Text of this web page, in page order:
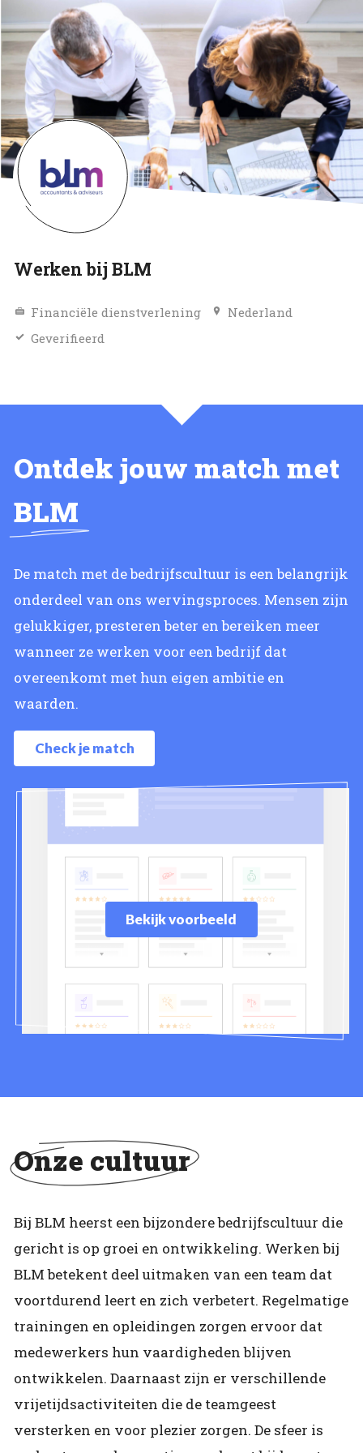
Werken bij BLM
Financiële dienstverlening
Nederland
Geverifieerd
Ontdek jouw match met
BLM
De match met de bedrijfscultuur is een belangrijk
onderdeel van ons wervingsproces. Mensen zijn
gelukkiger, presteren beter en bereiken meer
wanneer ze werken voor een bedrijf dat
overeenkomt met hun eigen ambitie en
waarden.
Check je match
Bekijk voorbeeld
Onze cultuur
Bij BLM heerst een bijzondere bedrijfscultuur die
gericht is op groei en ontwikkeling. Werken bij
BLM betekent deel uitmaken van een team dat
voortdurend leert en zich verbetert. Regelmatige
trainingen en opleidingen zorgen ervoor dat
medewerkers hun vaardigheden blijven
ontwikkelen. Daarnaast zijn er verschillende
vrijetijdsactiviteiten die de teamgeest
versterken en voor plezier zorgen. De sfeer is